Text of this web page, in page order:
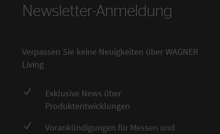
Newsletter-Anmeldung
Verpassen Sie keine Neuigkeiten über WAGNER
Living
N
Exklusive News über
Produktentwicklungen
N
Vorankündigungen für Messen und